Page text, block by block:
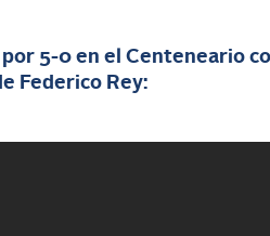
5-0 en el Centeneario
Federico Rey: